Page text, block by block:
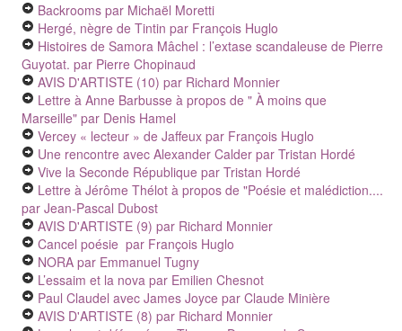
Backrooms par Michaël Moretti
Hergé, nègre de Tintin par François Huglo
Histoires de Samora Mâchel : l’extase scandaleuse de Pierre
Guyotat. par Pierre Chopinaud
AVIS D'ARTISTE (10) par Richard Monnier
Lettre à Anne Barbusse à propos de " À moins que
Marseille" par Denis Hamel
Vercey « lecteur » de Jaffeux par François Huglo
Une rencontre avec Alexander Calder par Tristan Hordé
Vive la Seconde République par Tristan Hordé
Lettre à Jérôme Thélot à propos de "Poésie et malédiction....
par Jean-Pascal Dubost
AVIS D'ARTISTE (9) par Richard Monnier
Cancel poésie par François Huglo
NORA par Emmanuel Tugny
L’essaim et la nova par Emilien Chesnot
Paul Claudel avec James Joyce par Claude Minière
AVIS D'ARTISTE (8) par Richard Monnier